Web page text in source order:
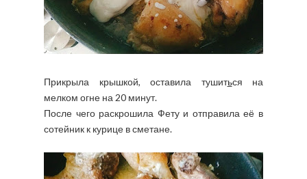
Прикрыла крышкой, оставила тушиться на
мелком огне на 20 минут.
После чего раскрошила Фету и отправила её в
сотейник к курице в сметане.